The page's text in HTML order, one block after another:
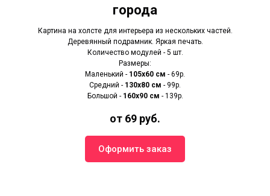
города
Картина на холсте для интерьера из нескольких частей.
Деревянный подрамник. Яркая печать.
Количество модулей - 5 шт.
Размеры:
Маленький - 105х60 см - 69р.
Средний - 130х80 см - 99р.
Большой - 160х90 см - 139р.
от 69 руб.
Оформить заказ